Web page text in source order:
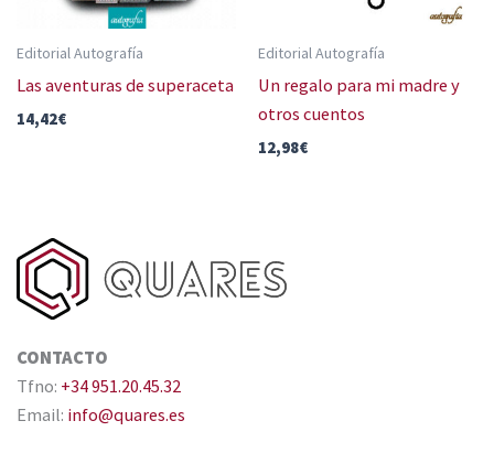
Editorial Autografía
Las aventuras de superaceta
14,42€
Editorial Autografía
Un regalo para mi madre y
otros cuentos
12,98€
CONTACTO
Tfno: +34 951.20.45.32
Email: info@quares.es